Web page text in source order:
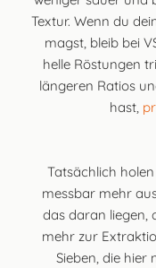
Textur. Wenn du
magst, bleib bei
helle Röstungen
längeren Ratios
hast,
Tatsächlich
messbar mehr
das daran liegen,
mehr zur
Sieben, die hier